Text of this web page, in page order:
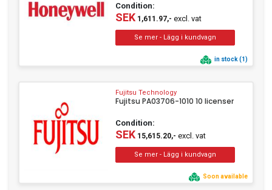
Condition:
SEK1,611.97,- excl. vat
in stock (1)
Fujitsu Technology
Fujitsu PA03706-1010 10 licenser
Condition:
SEK15,615.20,- excl. vat
Soon available